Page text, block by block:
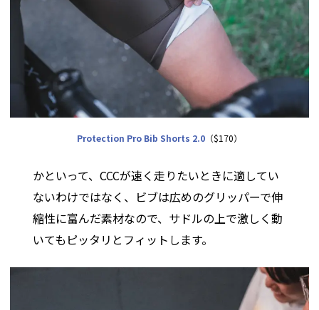
Protection Pro Bib Shorts 2.0 （$170）
かといって、CCCが速く走りたいときに適してい
ないわけではなく、ビブは広めのグリッパーで伸
縮性に富んだ素材なので、サドルの上で激しく動
いてもピッタリとフィットします。